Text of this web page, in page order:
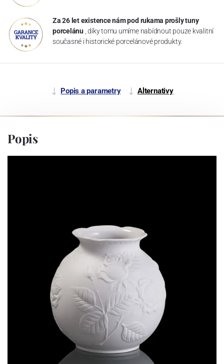
Za 26 let existence nám pod rukama prošly tuny
porcelánu , díky tomu umíme nabídnout pouze kvalitní
současné i historické porcelánové produkty.
Popis a parametry Alternativy
Popis